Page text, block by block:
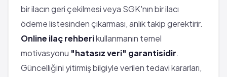
bir ilacın geri çekilmesi veya SGK'nın bir ilacı
ödeme listesinden çıkarması, anlık takip gerektirir.
Online ilaç rehberikullanmanın temel
motivasyonu "hatasız veri" garantisidir.
Güncelliğini yitirmiş bilgiyle verilen tedavi kararları,